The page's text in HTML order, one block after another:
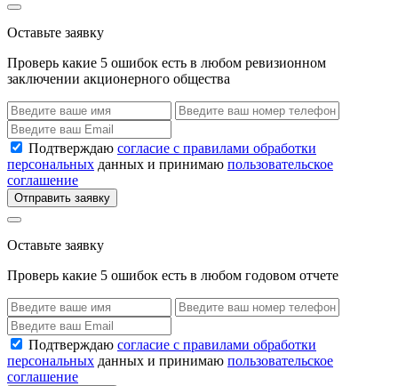
Оставьте заявку
Проверь какие 5 ошибок есть в любом ревизионном
заключении акционерного общества
Подтверждаю согласие с правилами обработки
персональных данных и принимаю пользовательское
соглашение
Отправить заявку
Оставьте заявку
Проверь какие 5 ошибок есть в любом годовом отчете
Подтверждаю согласие с правилами обработки
персональных данных и принимаю пользовательское
соглашение